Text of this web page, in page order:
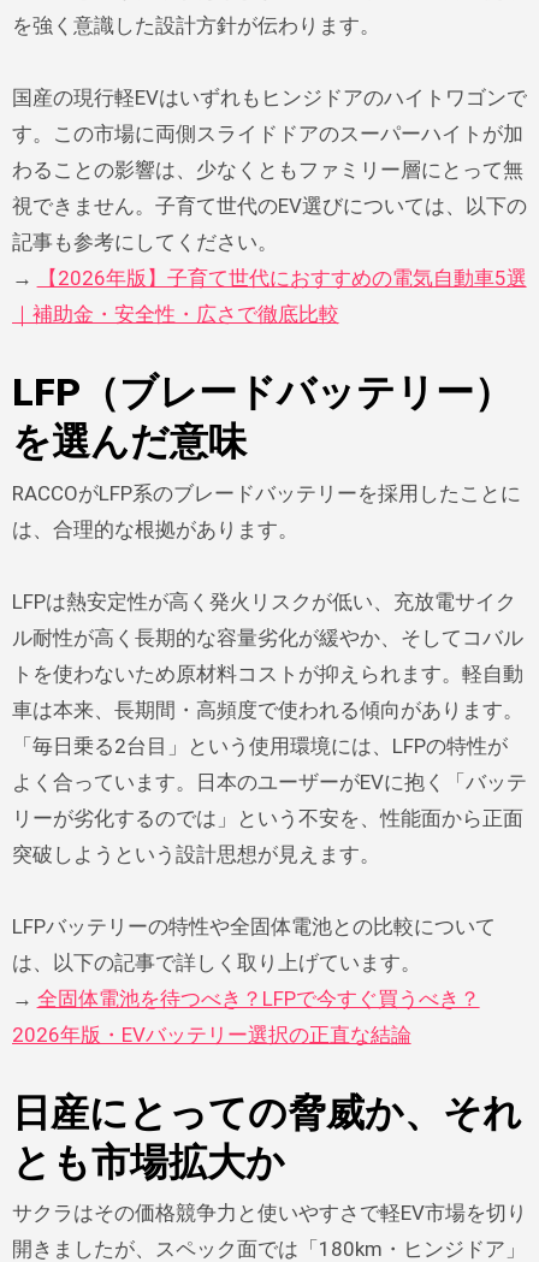
を強く意識した設計方針が伝わります。
国産の現行軽EVはいずれもヒンジドアのハイトワゴンで
す。この市場に両側スライドドアのスーパーハイトが加
わることの影響は、少なくともファミリー層にとって無
視できません。子育て世代のEV選びについては、以下の
記事も参考にしてください。
→
【2026年版】子育て世代におすすめの電気自動車5選
｜補助金・安全性・広さで徹底比較
LFP（ブレードバッテリー）
を選んだ意味
RACCOがLFP系のブレードバッテリーを採用したことに
は、合理的な根拠があります。
LFPは熱安定性が高く発火リスクが低い、充放電サイク
ル耐性が高く長期的な容量劣化が緩やか、そしてコバル
トを使わないため原材料コストが抑えられます。軽自動
車は本来、長期間・高頻度で使われる傾向があります。
「毎日乗る2台目」という使用環境には、LFPの特性が
よく合っています。日本のユーザーがEVに抱く「バッテ
リーが劣化するのでは」という不安を、性能面から正面
突破しようという設計思想が見えます。
LFPバッテリーの特性や全固体電池との比較について
は、以下の記事で詳しく取り上げています。
→ 全固体電池を待つべき？LFPで今すぐ買うべき？
2026年版・EVバッテリー選択の正直な結論
日産にとっての脅威か、それ
とも市場拡大か
サクラはその価格競争力と使いやすさで軽EV市場を切り
開きましたが、スペック面では「180km・ヒンジドア」